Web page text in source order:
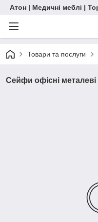
Атон | Медичні меблі |
Товари та послуги
Сейфи офісні